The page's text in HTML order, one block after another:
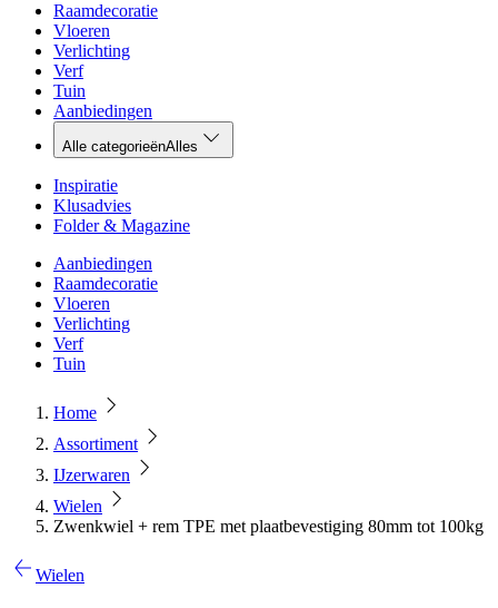
Raamdecoratie
Vloeren
Verlichting
Verf
Tuin
Aanbiedingen
Alle categorieënAlles
Inspiratie
Klusadvies
Folder & Magazine
Aanbiedingen
Raamdecoratie
Vloeren
Verlichting
Verf
Tuin
Home
Assortiment
IJzerwaren
Wielen
Zwenkwiel + rem TPE met plaatbevestiging 80mm tot 100kg
Wielen